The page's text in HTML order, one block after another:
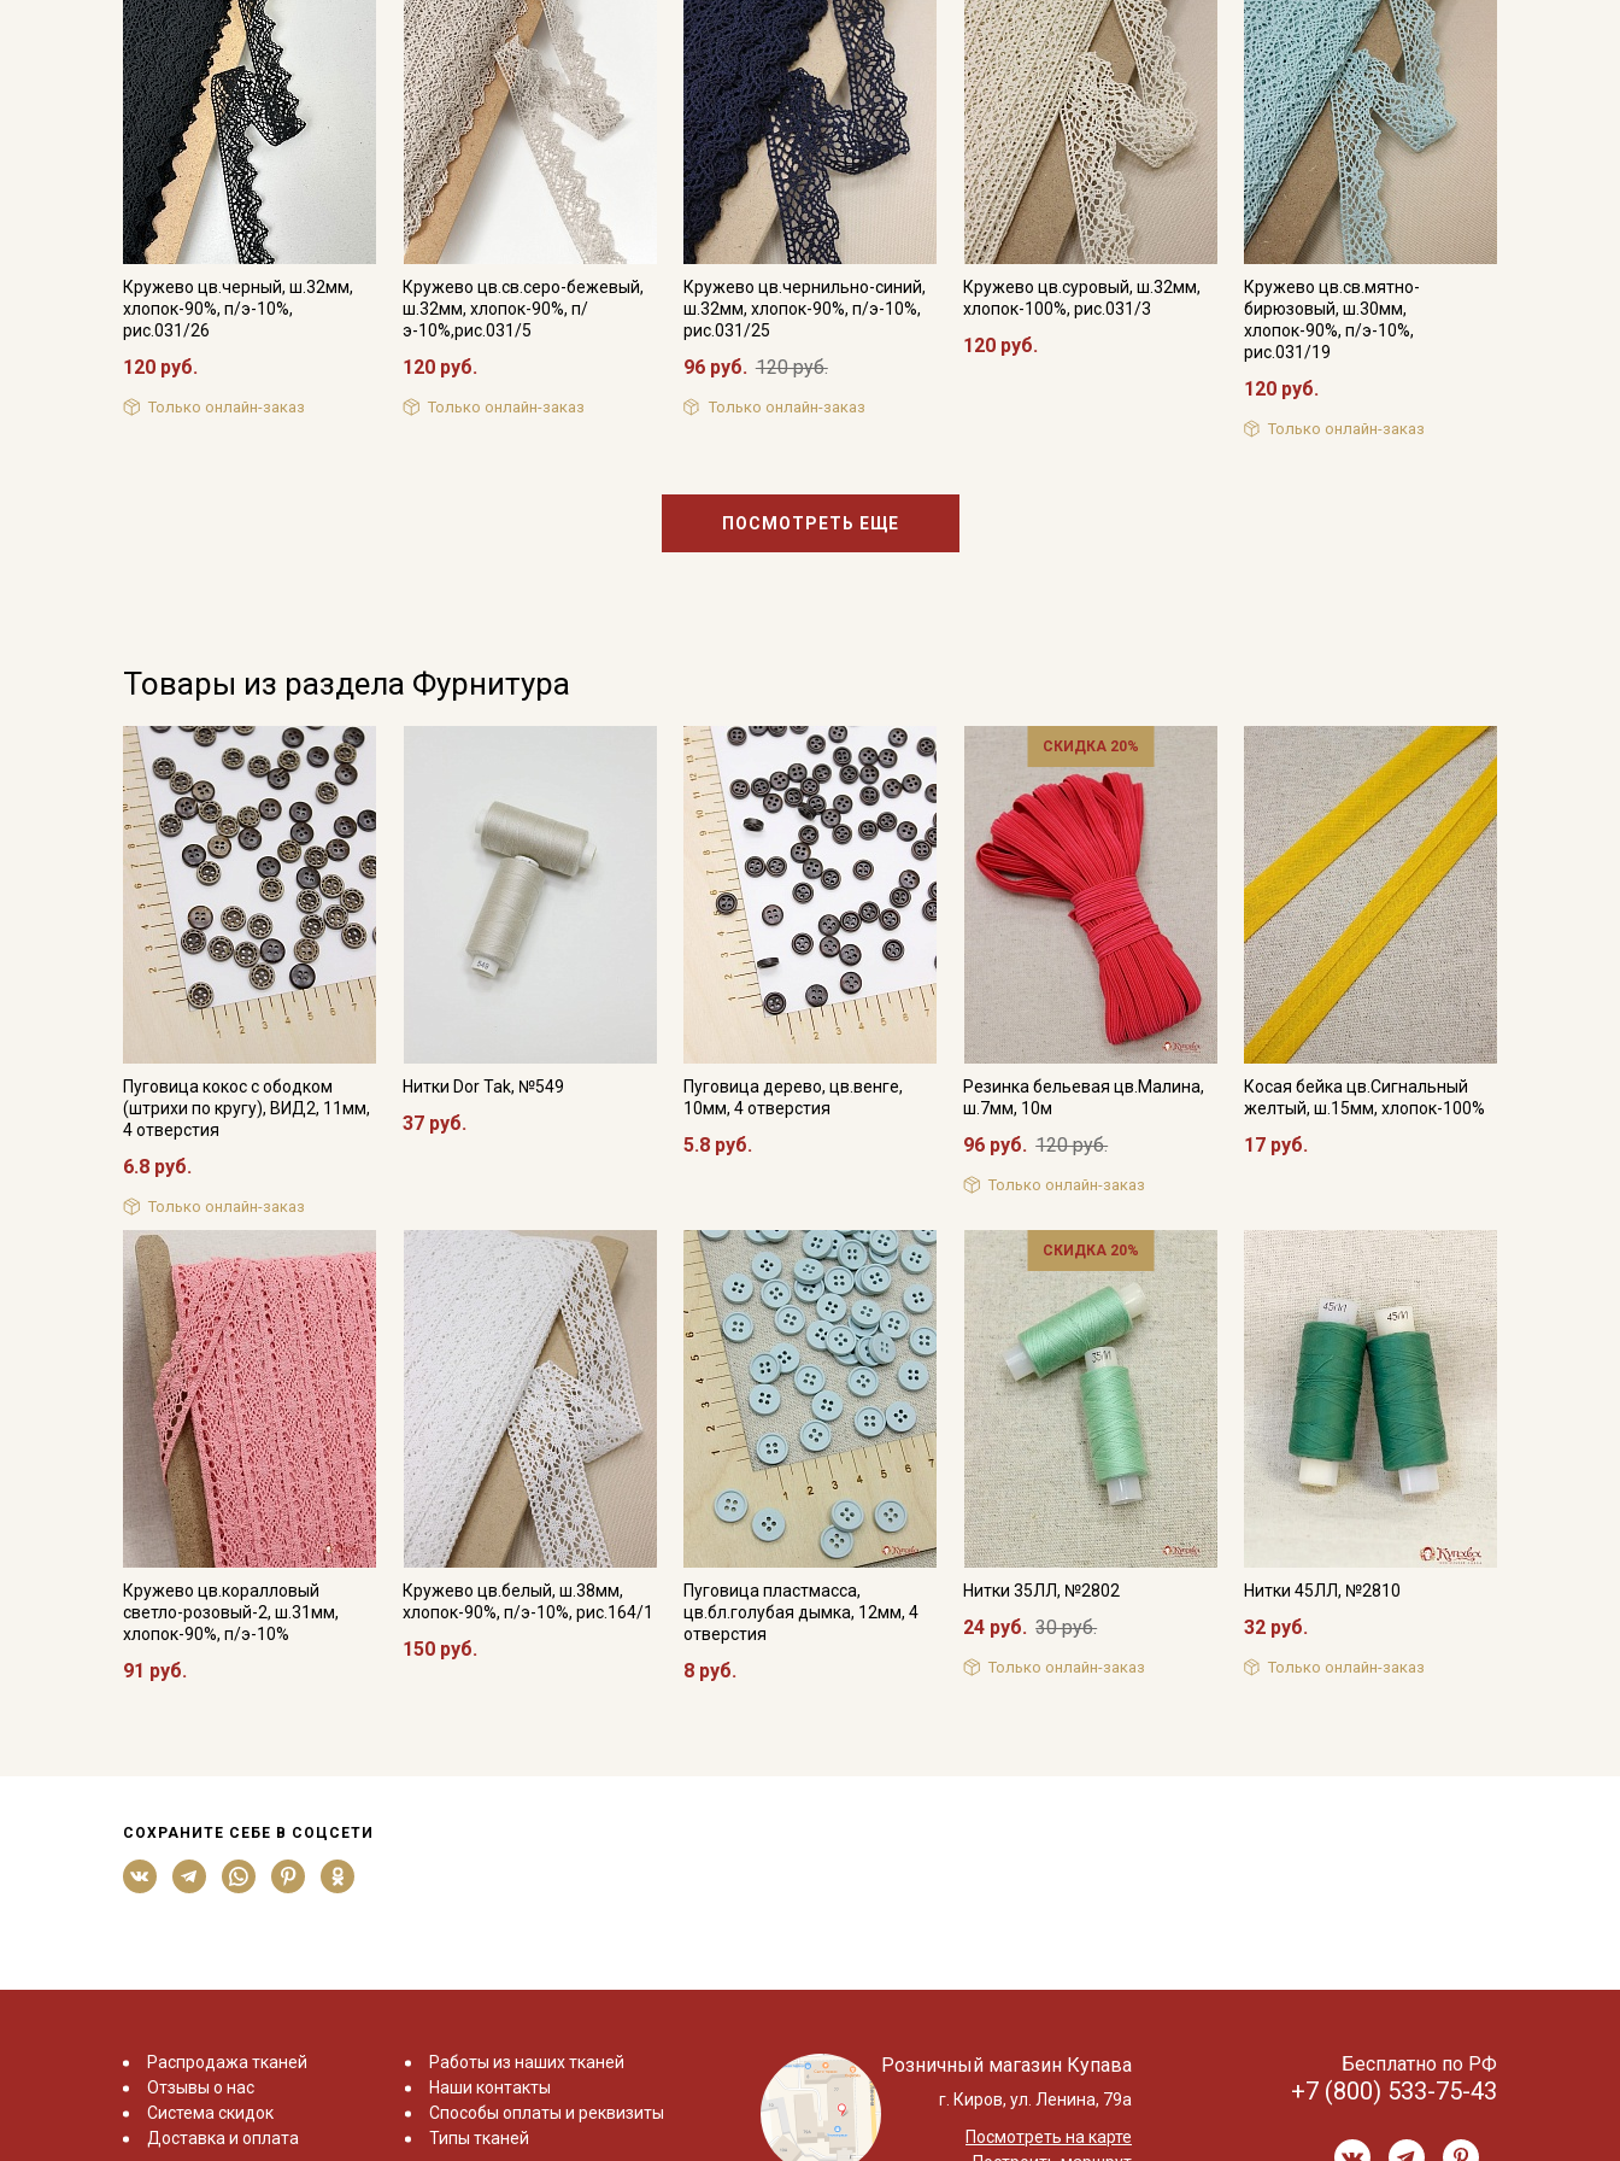
Кружево цв.черный, ш.32мм,
хлопок-90%, п/э-10%,
рис.031/26
120 руб.
Только онлайн-заказ
Кружево цв.св.серо-бежевый,
ш.32мм, хлопок-90%, п/
э-10%,рис.031/5
120 руб.
Только онлайн-заказ
Кружево цв.чернильно-синий,
ш.32мм, хлопок-90%, п/э-10%,
рис.031/25
96 руб. 120 руб.
Только онлайн-заказ
Кружево цв.суровый, ш.32мм,
хлопок-100%, рис.031/3
120 руб.
Кружево цв.св.мятно-
бирюзовый, ш.30мм,
хлопок-90%, п/э-10%,
рис.031/19
120 руб.
Только онлайн-заказ
ПОСМОТРЕТЬ ЕЩЕ
Товары из раздела Фурнитура
Пуговица кокос с ободком
(штрихи по кругу), ВИД2, 11мм,
4 отверстия
6.8 руб.
Только онлайн-заказ
Нитки Dor Tak, №549
37 руб.
Пуговица дерево, цв.венге,
10мм, 4 отверстия
5.8 руб.
СКИДКА 20%
Резинка бельевая цв.Малина,
ш.7мм, 10м
96 руб. 120 руб.
Только онлайн-заказ
Косая бейка цв.Сигнальный
желтый, ш.15мм, хлопок-100%
17 руб.
Кружево цв.коралловый
светло-розовый-2, ш.31мм,
хлопок-90%, п/э-10%
91 руб.
Кружево цв.белый, ш.38мм,
хлопок-90%, п/э-10%, рис.164/1
150 руб.
Пуговица пластмасса,
цв.бл.голубая дымка, 12мм, 4
отверстия
8 руб.
СКИДКА 20%
Нитки 35ЛЛ, №2802
24 руб. 30 руб.
Только онлайн-заказ
Нитки 45ЛЛ, №2810
32 руб.
Только онлайн-заказ
СОХРАНИТЕ СЕБЕ В СОЦСЕТИ
Распродажа тканей
Отзывы о нас
Система скидок
Доставка и оплата
Работы из наших тканей
Наши контакты
Способы оплаты и реквизиты
Типы тканей
Розничный магазин Купава
г. Киров, ул. Ленина, 79а
Посмотреть на карте
Бесплатно по РФ
+7 (800) 533-75-43
промокоды и скидки до 30% на узкие
категории тканей
Электронная почта
Подписаться
Ознакомлен(а) сПолитикой обработки персональных
и даюСогласие на обработку персональных
Согласие на получение рекламных и